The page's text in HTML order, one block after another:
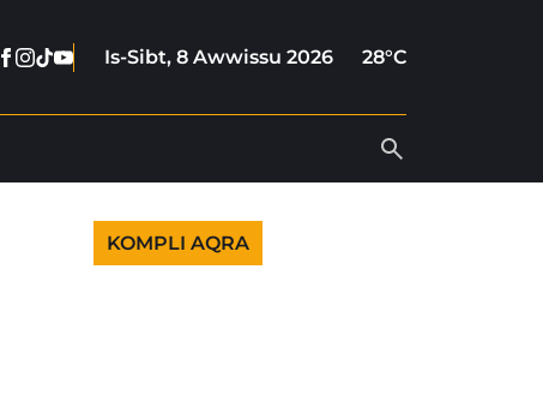
Facebook
Instagram
Tiktok
YoutubeIs-Sibt, 8 Awwissu 2026 28°C
KOMPLI AQRA